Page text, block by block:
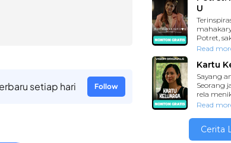
setiap hari Follow